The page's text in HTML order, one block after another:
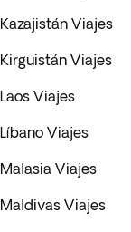
Kazajistán Viajes
Kirguistán Viajes
Laos Viajes
Líbano Viajes
Malasia Viajes
Maldivas Viajes